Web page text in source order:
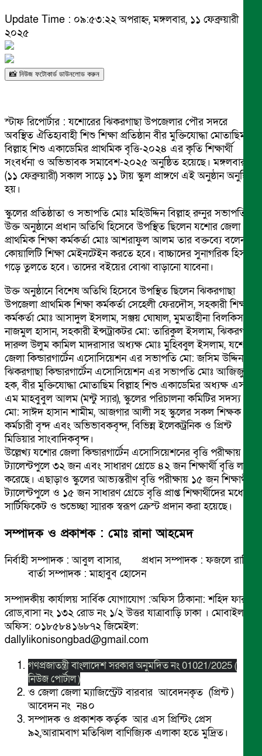
Update Time : ০৯:৫৩:২২ অপরাহ্ন, মঙ্গলবার, ১১ ফেব্রুয়ারী
২০২৫
📸 নিউজ ফটোকার্ড ডাউনলোড করুন
স্টাফ রিপোর্টার : যশোরের ঝিকরগাছা উপজেলার পৌর সদরে
অবস্থিত ঐতিহ্যবাহী শিশু শিক্ষা প্রতিষ্ঠান বীর মুক্তিযোদ্ধা মোতাছিম
বিল্লাহ শিশু একাডেমির প্রাথমিক বৃত্তি-২০২৪ এর কৃতি শিক্ষার্থী
সংবর্ধনা ও অভিভাবক সমাবেশ-২০২৫ অনুষ্ঠিত হয়েছে। মঙ্গলবার
(১১ ফেব্রুয়ারী) সকাল সাড়ে ১১ টায় স্কুল প্রাঙ্গণে এই অনুষ্ঠান অনুষ্ঠিত
হয়।
স্কুলের প্রতিষ্ঠাতা ও সভাপতি মোঃ মহিউদ্দিন বিল্লাহ রুনুর সভাপতিত্বে
উক্ত অনুষ্ঠানে প্রধান অতিথি হিসেবে উপস্থিত ছিলেন যশোর জেলা
প্রাথমিক শিক্ষা কর্মকর্তা মোঃ আশরাফুল আলম তার বক্তব্যে বলেন
কোয়ালিটি শিক্ষা মেইনটেইন করতে হবে। বাচ্চাদের সুনাগরিক হিসাবে
গড়ে তুলতে হবে। তাদের বইয়ের বোঝা বাড়ানো যাবেনা।
উক্ত অনুষ্ঠানে বিশেষ অতিথি হিসেবে উপস্থিত ছিলেন ঝিকরগাছা
উপজেলা প্রাথমিক শিক্ষা কর্মকর্তা সেহেলী ফেরদৌস, সহকারী শিক্ষা
কর্মকর্তা মোঃ আসাদুল ইসলাম, সঞ্জয় ঘোষাল, মুমতাহীনা বিলকিস,
নাজমুল হাসান, সহকারী ইন্সট্রাকটর মো: তারিকুল ইসলাম, ঝিকরগাছা
দারুল উলুম কামিল মাদরাসার অধ্যক্ষ মোঃ মুহিব্বুল ইসলাম, যশোর
জেলা কিন্ডারগার্টেন এসোসিয়েশন এর সভাপতি মো: জসিম উদ্দিন,
ঝিকরগাছা কিন্ডারগার্টেন এসোসিয়েশন এর সভাপতি মোঃ আজিজুল
হক, বীর মুক্তিযোদ্ধা মোতাছিম বিল্লাহ শিশু একাডেমির অধ্যক্ষ এস
এম মাহবুবুল আলম (মন্টু স্যার), স্কুলের পরিচালনা কমিটির সদস্য
মো: সাঈদ হাসান শামীম, আজগার আলী সহ স্কুলের সকল শিক্ষক
কর্মচারী বৃন্দ এবং অভিভাবকবৃন্দ, বিভিন্ন ইলেকট্রনিক ও প্রিন্ট
মিডিয়ার সাংবাদিকবৃন্দ।
উল্লেখ্য যশোর জেলা কিন্ডারগার্টেন এসোসিয়েশনের বৃত্তি পরীক্ষায়
ট্যালেন্টপুলে ৩২ জন এবং সাধারণ গ্রেডে ৪২ জন শিক্ষার্থী বৃত্তি লাভ
করেছে। এছাড়াও স্কুলের আভ্যন্তরীণ বৃত্তি পরীক্ষায় ১৫ জন শিক্ষার্থী
ট্যালেন্টপুলে ও ১৫ জন সাধারণ গ্রেডে বৃত্তি প্রাপ্ত শিক্ষার্থীদের মধ্যে
সার্টিফিকেট ও শুভেচ্ছা স্মারক স্বরূপ ক্রেস্ট প্রদান করা হয়েছে।
সম্পাদক ও প্রকাশক : মোঃ রানা আহমেদ
নির্বাহী সম্পাদক : আবুল বাসার, প্রধান সম্পাদক : ফজলে রাব্বি
বার্তা সম্পাদক : মাহাবুব হোসেন
সম্পাদকীয় কার্যালয় সার্বিক যোগাযোগ :অফিস ঠিকানা: শহিদ ফারুক
রোড,বাসা নং ১৩২ রোড নং ১/২ উত্তর যাত্রাবাড়ি ঢাকা । মোবাইল
অফিস: ০১৮৫৮৪১৬৮৭২ জিমেইল:
dallylikonisongbad@gmail.com
গণপ্রজাতন্ত্রী বাংলাদেশ সরকার অনুমদিত নং 01021/2025 (
নিউজ পোর্টাল )
ও জেলা জেলা ম্যাজিস্ট্রেট বারবার আবেদনকৃত (প্রিন্ট )
আবেদন নং ন৪০
সম্পাদক ও প্রকাশক কর্তৃক আর এস প্রিন্টিং প্রেস
৯২,আরামবাগ মতিঝিল বাণিজ্যিক এলাকা হতে মুদ্রিত।